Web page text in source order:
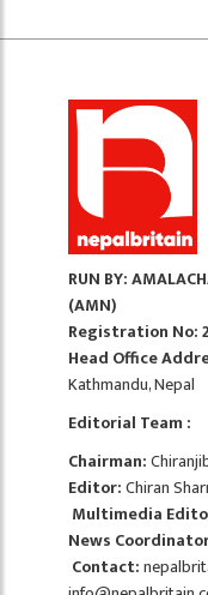
RUN BY:
(AMN)
Registration No:
Head Office
Kathmandu, Nepal
Editorial Team :
Chairman:
Editor:Chiran
Multimedia
News
Contact: